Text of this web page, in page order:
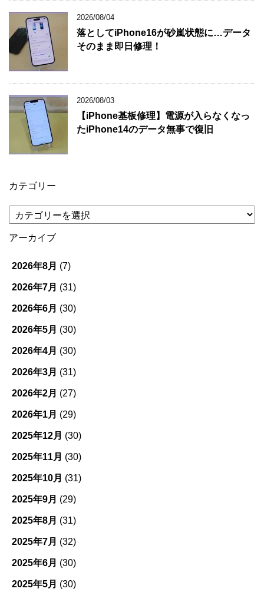
2026/08/04
落としてiPhone16が砂嵐状態に…データ
そのまま即日修理！
2026/08/03
【iPhone基板修理】電源が入らなくなっ
たiPhone14のデータ無事で復旧
カテゴリー
テ
ゴ
ー
アーカイブ
2026年8月 (7)
2026年7月 (31)
2026年6月 (30)
2026年5月 (30)
2026年4月 (30)
2026年3月 (31)
2026年2月 (27)
2026年1月 (29)
2025年12月 (30)
2025年11月 (30)
2025年10月 (31)
2025年9月 (29)
2025年8月 (31)
2025年7月 (32)
2025年6月 (30)
2025年5月 (30)